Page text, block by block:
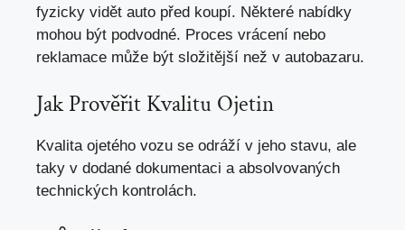
fyzicky vidět auto před koupí. Některé nabídky
mohou být podvodné. Proces vrácení nebo
reklamace může být složitější než v autobazaru.
Jak Prověřit Kvalitu Ojetin
Kvalita ojetého vozu se odráží v jeho stavu, ale
taky v dodané dokumentaci a absolvovaných
technických kontrolách.